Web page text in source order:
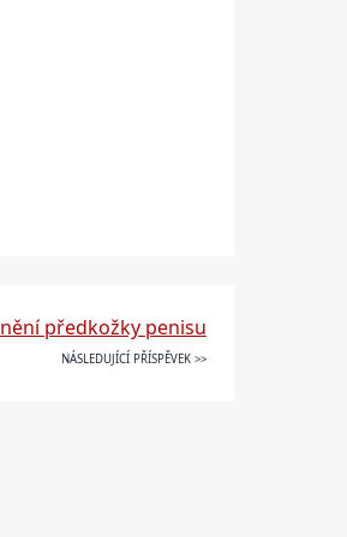
předkožky penisu
NÁSLEDUJÍCÍ PŘÍSPĚVEK >>